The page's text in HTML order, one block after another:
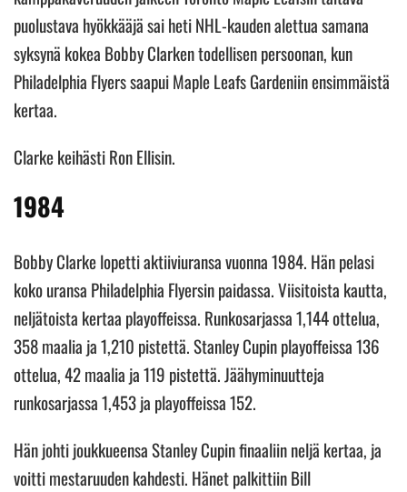
puolustava hyökkääjä sai heti NHL-kauden alettua samana
syksynä kokea Bobby Clarken todellisen persoonan, kun
Philadelphia Flyers saapui Maple Leafs Gardeniin ensimmäistä
kertaa.
Clarke keihästi Ron Ellisin.
1984
Bobby Clarke lopetti aktiiviuransa vuonna 1984. Hän pelasi
koko uransa Philadelphia Flyersin paidassa. Viisitoista kautta,
neljätoista kertaa playoffeissa. Runkosarjassa 1,144 ottelua,
358 maalia ja 1,210 pistettä. Stanley Cupin playoffeissa 136
ottelua, 42 maalia ja 119 pistettä. Jäähyminuutteja
runkosarjassa 1,453 ja playoffeissa 152.
Hän johti joukkueensa Stanley Cupin finaaliin neljä kertaa, ja
voitti mestaruuden kahdesti. Hänet palkittiin Bill